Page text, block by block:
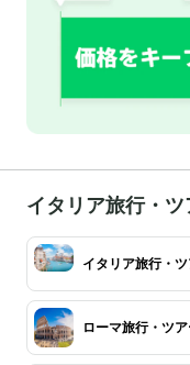
イタリア旅行・ツ
イタリア旅行・
ローマ旅行・ツ